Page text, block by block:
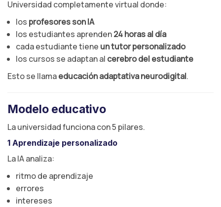
Universidad completamente virtual donde:
los profesores son IA
los estudiantes aprenden24 horas al día
cada estudiante tiene un tutor personalizado
los cursos se adaptan al cerebro del estudiante
Esto se llamaeducación adaptativa neurodigital.
Modelo educativo
La universidad funciona con 5 pilares.
1 Aprendizaje personalizado
La IA analiza:
ritmo de aprendizaje
errores
intereses